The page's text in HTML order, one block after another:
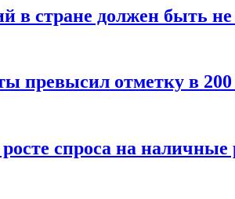
в стране должен быть
превысил отметку в
спроса на наличные